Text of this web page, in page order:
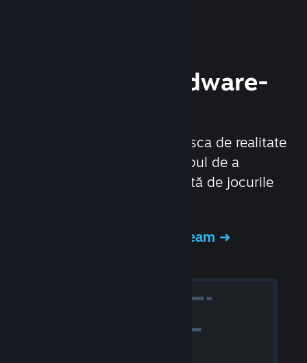
Descoperă hardware-
Am creat Steam Deck și casca de realitate
virtuală Valve Index cu scopul de a
îmbunătăți experiența oferită de jocurile
Descoperă hardware-ul Steam